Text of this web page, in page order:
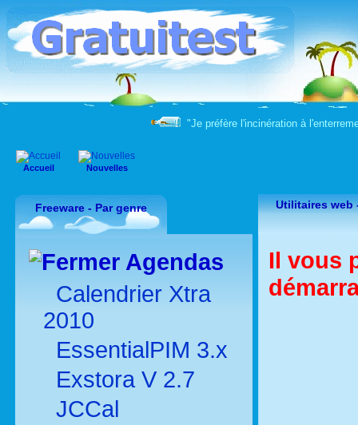
"Je préfère l'incinération à
Accueil Nouvelles
Freeware - Par genre
Agendas
Calendrier Xtra
2010
EssentialPIM 3.x
Exstora V 2.7
JCCal
Utilitaires web
Il vous